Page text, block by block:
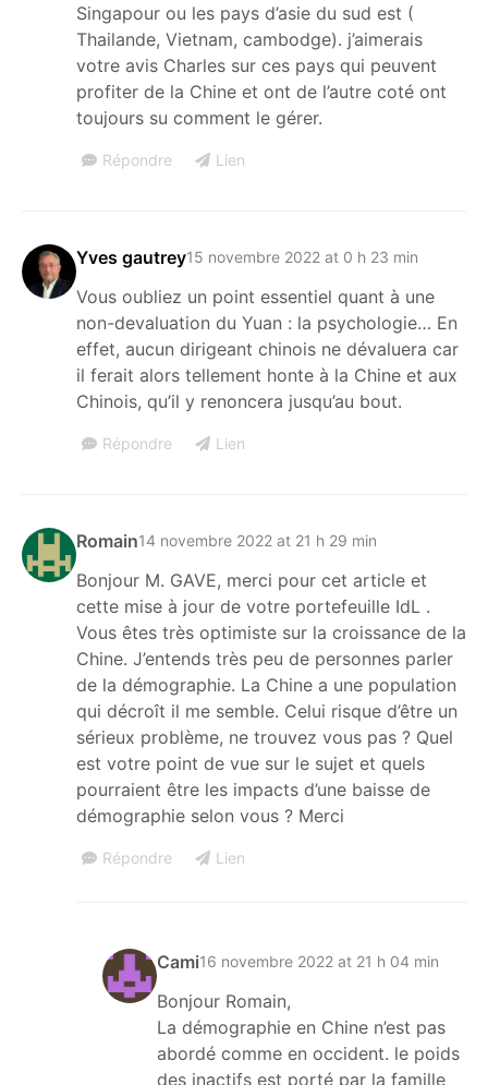
Singapour ou les pays d’asie du sud est (
Thailande, Vietnam, cambodge). j’aimerais
votre avis Charles sur ces pays qui peuvent
profiter de la Chine et ont de l’autre coté ont
toujours su comment le gérer.
Répondre Lien
Yves gautrey15 novembre 2022 at 0 h 23 min
Vous oubliez un point essentiel quant à une
non-devaluation du Yuan : la psychologie… En
effet, aucun dirigeant chinois ne dévaluera car
il ferait alors tellement honte à la Chine et aux
Chinois, qu’il y renoncera jusqu’au bout.
Répondre Lien
Romain14 novembre 2022 at 21 h 29 min
Bonjour M. GAVE, merci pour cet article et
cette mise à jour de votre portefeuille IdL .
Vous êtes très optimiste sur la croissance de la
Chine. J’entends très peu de personnes parler
de la démographie. La Chine a une population
qui décroît il me semble. Celui risque d’être un
sérieux problème, ne trouvez vous pas ? Quel
est votre point de vue sur le sujet et quels
pourraient être les impacts d’une baisse de
démographie selon vous ? Merci
Répondre Lien
Cami16 novembre 2022 at 21 h 04 min
Bonjour Romain,
La démographie en Chine n’est pas
abordé comme en occident. le poids
des inactifs est porté par la famille